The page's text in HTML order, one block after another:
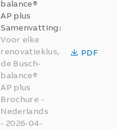
balance®
AP plus
Samenvatting:
Voor elke
renovatieklus,
de Busch-
balance®
AP plus
Brochure -
Nederlands
-2026-04-
PDF